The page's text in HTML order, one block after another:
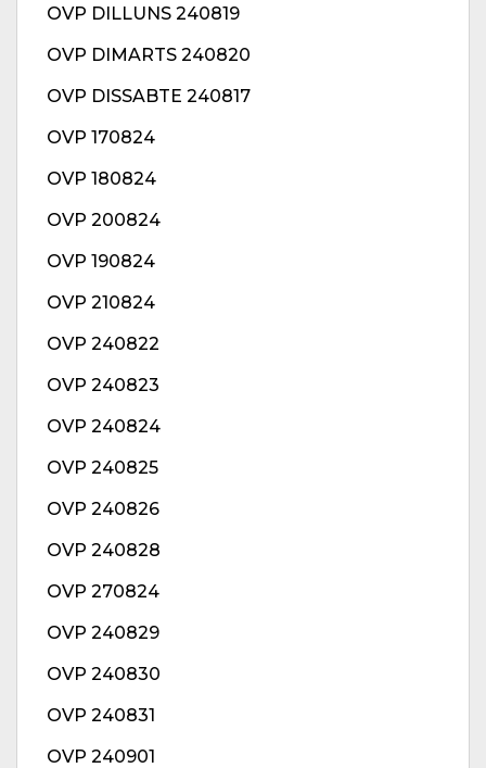
OVP DILLUNS 240819
OVP DIMARTS 240820
OVP DISSABTE 240817
OVP 170824
OVP 180824
OVP 200824
OVP 190824
OVP 210824
OVP 240822
OVP 240823
OVP 240824
OVP 240825
OVP 240826
OVP 240828
OVP 270824
OVP 240829
OVP 240830
OVP 240831
OVP 240901